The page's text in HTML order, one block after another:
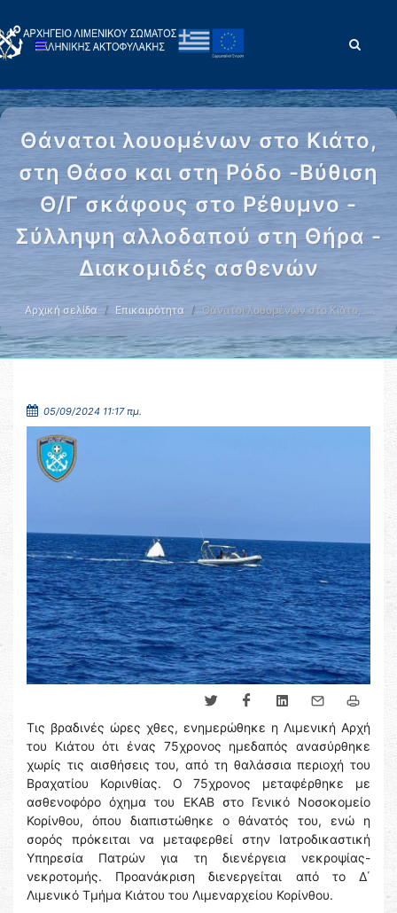
Θάνατοι λουομένων στο Κιάτο,
στη Θάσο και στη Ρόδο -Βύθιση
Θ/Γ σκάφους στο Ρέθυμνο -
Σύλληψη αλλοδαπού στη Θήρα -
Διακομιδές ασθενών
Αρχική σελίδα Επικαιρότητα Θάνατοι λουομένων στο Κιάτο, …
05/09/2024 11:17 πμ.
Τις βραδινές ώρες χθες, ενημερώθηκε η Λιμενική Αρχή
του Κιάτου ότι ένας 75χρονος ημεδαπός ανασύρθηκε
χωρίς τις αισθήσεις του, από τη θαλάσσια περιοχή του
Βραχατίου Κορινθίας. Ο 75χρονος μεταφέρθηκε με
ασθενοφόρο όχημα του ΕΚΑΒ στο Γενικό Νοσοκομείο
Κορίνθου, όπου διαπιστώθηκε ο θάνατός του, ενώ η
σορός πρόκειται να μεταφερθεί στην Ιατροδικαστική
Υπηρεσία Πατρών για τη διενέργεια νεκροψίας-
νεκροτομής. Προανάκριση διενεργείται από το Δ΄
Λιμενικό Τμήμα Κιάτου του Λιμεναρχείου Κορίνθου.